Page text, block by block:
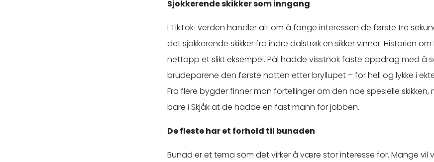
Sjokkerende skikker som inngang
I TikTok-verden handler alt om å fange interessen de første tre
det sjokkerende skikker fra indre dalstrøk en sikker vinner. Historien om
nettopp et slikt eksempel. Pål hadde visstnok faste oppdrag med å
brudeparene den første natten etter bryllupet – for hell og lykke i
Fra flere bygder finner man fortellinger om den noe spesielle skikken,
bare i Skjåk at de hadde en fast mann for jobben.
De fleste har et forhold til bunaden
Bunad er et tema som det virker å være stor interesse for. Mange vil